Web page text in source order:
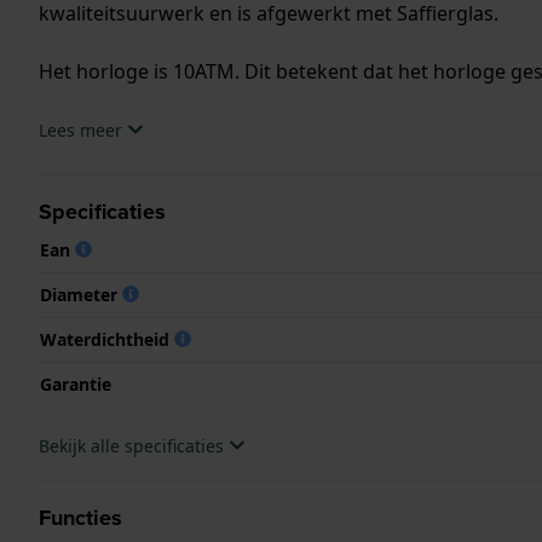
kwaliteitsuurwerk en is afgewerkt met Saffierglas.
Het horloge is 10ATM. Dit betekent dat het horloge
.Lees meer
Specificaties
Ean
Diameter
Waterdichtheid
Garantie
Bekijk alle specificaties
Functies